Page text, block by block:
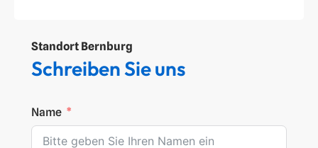
Standort Bernburg
Schreiben Sie uns
Name